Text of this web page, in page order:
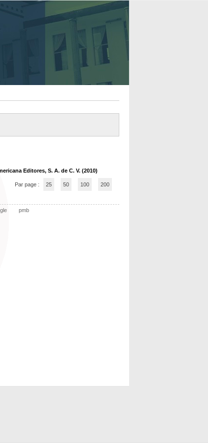
Editores, S. A. de C. V. (2010)
Par page : 25 50 100 200
pmb